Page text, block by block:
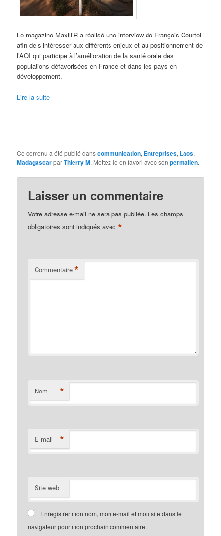
Le magazine Maxill’R a réalisé une interview de François Courtel
afin de s’intéresser aux différents enjeux et au positionnement de
l’AOI qui participe à l’amélioration de la santé orale des
populations défavorisées en France et dans les pays en
développement.
Lire la suite
Ce contenu a été publié danscommunication, Entreprises, Laos,
MadagascarparThierry M. Mettez-le en favori avec sonpermalien.
Laisser un commentaire
Votre adresse e-mail ne sera pas publiée. Les champs
obligatoires sont indiqués avec*
Commentaire *
Nom *
E-mail *
Site web
Enregistrer mon nom, mon e-mail et mon site dans le
navigateur pour mon prochain commentaire.